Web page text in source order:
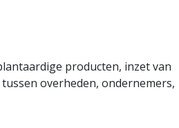
producten, inzet van
overheden, ondernemers,